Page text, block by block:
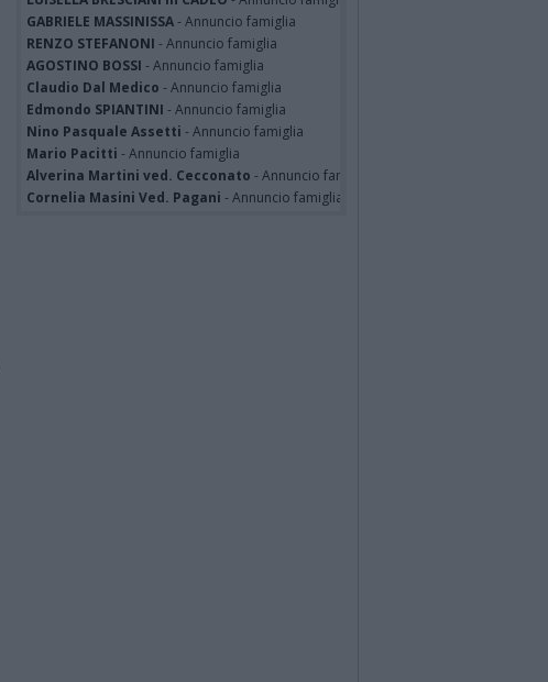
GABRIELE MASSINISSA- Annuncio famiglia
RENZO STEFANONI - Annuncio famiglia
AGOSTINO BOSSI - Annuncio famiglia
Claudio Dal Medico - Annuncio famiglia
Edmondo SPIANTINI - Annuncio famiglia
Nino Pasquale Assetti - Annuncio famiglia
Mario Pacitti - Annuncio famiglia
Alverina Martini ved. Cecconato - Annuncio famiglia
Cornelia Masini Ved. Pagani - Annuncio famiglia